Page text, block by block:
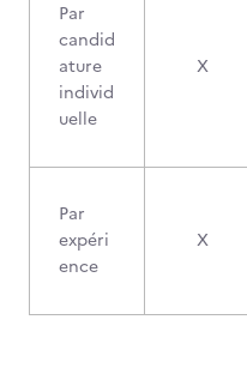
Par
candid
ature
individ
uelle
X
Par
expéri
ence
X